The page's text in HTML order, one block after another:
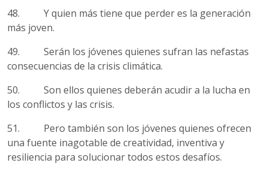
48. Y quien más tiene que perder es la generación
más joven.
49. Serán los jóvenes quienes sufran las nefastas
consecuencias de la crisis climática.
50. Son ellos quienes deberán acudir a la lucha en
los conflictos y las crisis.
51. Pero también son los jóvenes quienes ofrecen
una fuente inagotable de creatividad, inventiva y
resiliencia para solucionar todos estos desafíos.